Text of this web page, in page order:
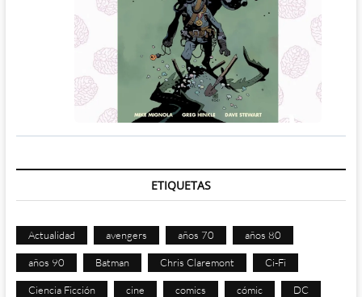
ETIQUETAS
Actualidad avengers años 70 años 80
años 90 Batman Chris Claremont Ci-Fi
Ciencia Ficción cine comics cómic DC